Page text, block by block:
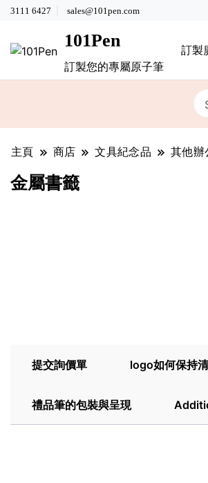
3111 6427 sales@101pen.com
101Pen
訂製您的專屬原子筆
訂製
主頁 商店 文具紀念品 其他辦
金屬書籤
提交詢價單 logo如何保持
禮品筆的包裝與呈現